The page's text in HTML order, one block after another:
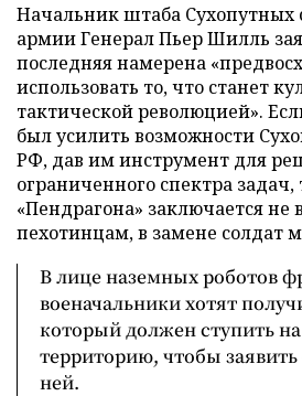
Начальник штаба Сухопутных
армии Генерал Пьер Шилль
последняя намерена
использовать то, что станет
тактической революцией».
был усилить возможности
РФ, дав им инструмент для
ограниченного спектра задач,
«Пендрагона» заключается не
пехотинцам, в замене солдат
В лице наземных роботов
военачальники хотят
который должен ступить
территорию, чтобы
ней.